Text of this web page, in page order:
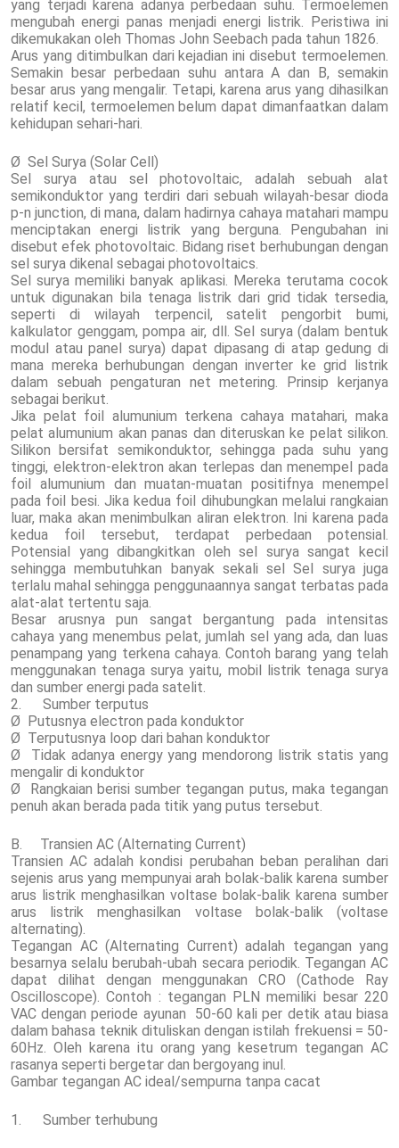
yang terjadi karena adanya perbedaan suhu. Termoelemen
mengubah energi panas menjadi energi listrik. Peristiwa ini
dikemukakan oleh Thomas John Seebach pada tahun 1826.
Arus yang ditimbulkan dari kejadian ini disebut termoelemen.
Semakin besar perbedaan suhu antara A dan B, semakin
besar arus yang mengalir. Tetapi, karena arus yang dihasilkan
relatif kecil, termoelemen belum dapat dimanfaatkan dalam
kehidupan sehari-hari.
Ø Sel Surya (Solar Cell)
Sel surya atau sel photovoltaic, adalah sebuah alat
semikonduktor yang terdiri dari sebuah wilayah-besar dioda
p-n junction, di mana, dalam hadirnya cahaya matahari mampu
menciptakan energi listrik yang berguna. Pengubahan ini
disebut efek photovoltaic. Bidang riset berhubungan dengan
sel surya dikenal sebagai photovoltaics.
Sel surya memiliki banyak aplikasi. Mereka terutama cocok
untuk digunakan bila tenaga listrik dari grid tidak tersedia,
seperti di wilayah terpencil, satelit pengorbit bumi,
kalkulator genggam, pompa air, dll. Sel surya (dalam bentuk
modul atau panel surya) dapat dipasang di atap gedung di
mana mereka berhubungan dengan inverter ke grid listrik
dalam sebuah pengaturan net metering. Prinsip kerjanya
sebagai berikut.
Jika pelat foil alumunium terkena cahaya matahari, maka
pelat alumunium akan panas dan diteruskan ke pelat silikon.
Silikon bersifat semikonduktor, sehingga pada suhu yang
tinggi, elektron-elektron akan terlepas dan menempel pada
foil alumunium dan muatan-muatan positifnya menempel
pada foil besi. Jika kedua foil dihubungkan melalui rangkaian
luar, maka akan menimbulkan aliran elektron. Ini karena pada
kedua foil tersebut, terdapat perbedaan potensial.
Potensial yang dibangkitkan oleh sel surya sangat kecil
sehingga membutuhkan banyak sekali sel Sel surya juga
terlalu mahal sehingga penggunaannya sangat terbatas pada
alat-alat tertentu saja.
Besar arusnya pun sangat bergantung pada intensitas
cahaya yang menembus pelat, jumlah sel yang ada, dan luas
penampang yang terkena cahaya. Contoh barang yang telah
menggunakan tenaga surya yaitu, mobil listrik tenaga surya
dan sumber energi pada satelit.
2. Sumber terputus
Ø Putusnya electron pada konduktor
Ø Terputusnya loop dari bahan konduktor
Ø Tidak adanya energy yang mendorong listrik statis yang
mengalir di konduktor
Ø Rangkaian berisi sumber tegangan putus, maka tegangan
penuh akan berada pada titik yang putus tersebut.
B. Transien AC (Alternating Current)
Transien AC adalah kondisi perubahan beban peralihan dari
sejenis arus yang mempunyai arah bolak-balik karena sumber
arus listrik menghasilkan voltase bolak-balik karena sumber
arus listrik menghasilkan voltase bolak-balik (voltase
alternating).
Tegangan AC (Alternating Current) adalah tegangan yang
besarnya selalu berubah-ubah secara periodik. Tegangan AC
dapat dilihat dengan menggunakan CRO (Cathode Ray
Oscilloscope). Contoh : tegangan PLN memiliki besar 220
VAC dengan periode ayunan 50-60 kali per detik atau biasa
dalam bahasa teknik dituliskan dengan istilah frekuensi = 50-
60Hz. Oleh karena itu orang yang kesetrum tegangan AC
rasanya seperti bergetar dan bergoyang inul.
Gambar tegangan AC ideal/sempurna tanpa cacat
1. Sumber terhubung